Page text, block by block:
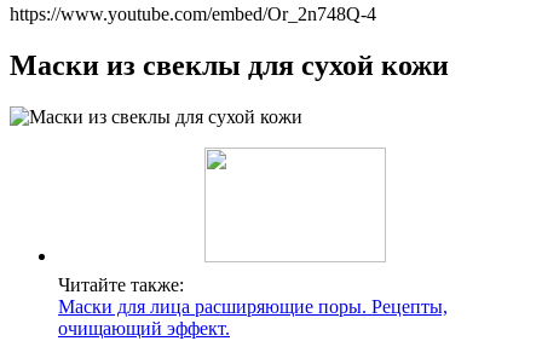
https://www.youtube.com/embed/Or_2n748Q-4
Маски из свеклы для сухой кожи
Читайте также:
Маски для лица расширяющие поры. Рецепты,
очищающий эффект.